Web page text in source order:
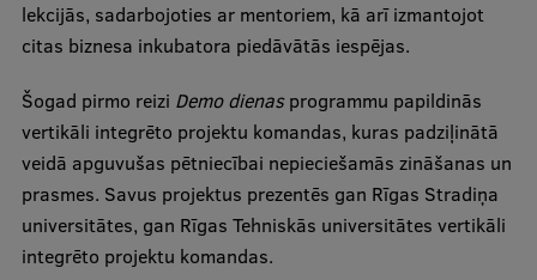
Muzeji un ekspozīcijas
Projekti
Reitingi
Virtuālā tūre
Ilgtspējīga attīstība
lekcijās, sadarbojoties ar mentoriem, kā arī izmantojot
citas biznesa inkubatora piedāvātās iespējas.
Šogad pirmo reizi Demo dienasprogrammu papildinās
vertikāli integrēto projektu komandas, kuras padziļinātā
veidā apguvušas pētniecībai nepieciešamās zināšanas un
prasmes. Savus projektus prezentēs gan Rīgas Stradiņa
universitātes, gan Rīgas Tehniskās universitātes vertikāli
integrēto projektu komandas.